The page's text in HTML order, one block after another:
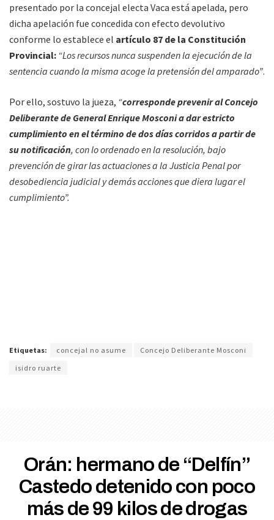
presentado por la concejal electa Vaca está apelada, pero
dicha apelación fue concedida con efecto devolutivo
conforme lo establece el artículo 87 de la Constitución
Provincial: “Los recursos nunca suspenden la ejecución de la
sentencia cuando la misma acoge la pretensión del amparado”.
Por ello, sostuvo la jueza, “corresponde prevenir al Concejo
Deliberante de General Enrique Mosconi a dar estricto
cumplimiento en el término de dos días corridos a partir de
su notificación, con lo ordenado en la resolución, bajo
prevención de girar las actuaciones a la Justicia Penal por
desobediencia judicial y demás acciones que diera lugar el
cumplimiento”.
Etiquetas: concejal no asume
Concejo Deliberante Mosconi
isidro ruarte
Orán: hermano de “Delfín”
Castedo detenido con poco
más de 99 kilos de drogas